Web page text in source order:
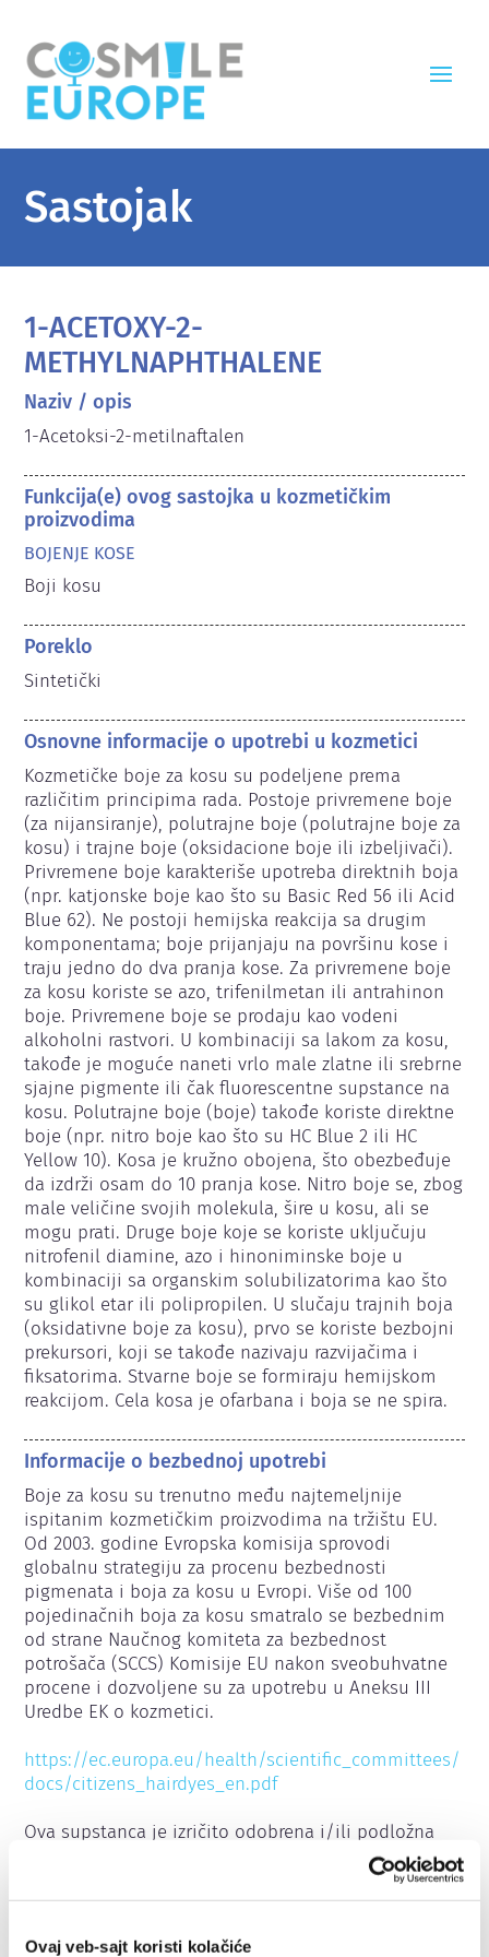
Ovaj veb-sajt koristi kolačiće
Sastojak
1-ACETOXY-2-
METHYLNAPHTHALENE
Naziv / opis
1-Acetoksi-2-metilnaftalen
Funkcija(e) ovog sastojka u kozmetičkim
proizvodima
BOJENJE KOSE
Boji kosu
Poreklo
Sintetički
Osnovne informacije o upotrebi u kozmetici
Kozmetičke boje za kosu su podeljene prema
različitim principima rada. Postoje privremene boje
(za nijansiranje), polutrajne boje (polutrajne boje za
kosu) i trajne boje (oksidacione boje ili izbeljivači).
Privremene boje karakteriše upotreba direktnih boja
(npr. katjonske boje kao što su Basic Red 56 ili Acid
Blue 62). Ne postoji hemijska reakcija sa drugim
komponentama; boje prijanjaju na površinu kose i
traju jedno do dva pranja kose. Za privremene boje
za kosu koriste se azo, trifenilmetan ili antrahinon
boje. Privremene boje se prodaju kao vodeni
alkoholni rastvori. U kombinaciji sa lakom za kosu,
takođe je moguće naneti vrlo male zlatne ili srebrne
sjajne pigmente ili čak fluorescentne supstance na
kosu. Polutrajne boje (boje) takođe koriste direktne
boje (npr. nitro boje kao što su HC Blue 2 ili HC
Yellow 10). Kosa je kružno obojena, što obezbeđuje
da izdrži osam do 10 pranja kose. Nitro boje se, zbog
male veličine svojih molekula, šire u kosu, ali se
mogu prati. Druge boje koje se koriste uključuju
nitrofenil diamine, azo i hinoniminske boje u
kombinaciji sa organskim solubilizatorima kao što
su glikol etar ili polipropilen. U slučaju trajnih boja
(oksidativne boje za kosu), prvo se koriste bezbojni
prekursori, koji se takođe nazivaju razvijačima i
fiksatorima. Stvarne boje se formiraju hemijskom
reakcijom. Cela kosa je ofarbana i boja se ne spira.
Informacije o bezbednoj upotrebi
Boje za kosu su trenutno među najtemeljnije
ispitanim kozmetičkim proizvodima na tržištu EU.
Od 2003. godine Evropska komisija sprovodi
globalnu strategiju za procenu bezbednosti
pigmenata i boja za kosu u Evropi. Više od 100
pojedinačnih boja za kosu smatralo se bezbednim
od strane Naučnog komiteta za bezbednost
potrošača (SCCS) Komisije EU nakon sveobuhvatne
procene i dozvoljene su za upotrebu u Aneksu III
Uredbe EK o kozmetici.
https://ec.europa.eu/health/scientific_committees/
docs/citizens_hairdyes_en.pdf
Ova supstanca je izričito odobrena i/ili podložna
ograničenju kao rezultat unosa u Aneks III Uredbe o
kozmetici EC nakon procene Naučnog komiteta za
bezbednost potrošača Komisije EU (SCCS).
čistoće, maksimalnu koncentraciju ili ograničenja na